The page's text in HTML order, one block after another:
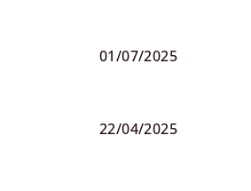
01/07/2025
22/04/2025